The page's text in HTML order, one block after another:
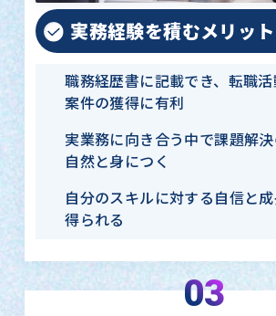
実務経験を積むメリット
職務経歴書に記載でき、転職
案件の獲得に有利
実業務に向き合う中で課題解
自然と身につく
自分のスキルに対する自信と
得られる
03